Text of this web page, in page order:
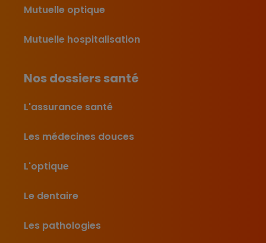
Mutuelle optique
Mutuelle hospitalisation
Nos dossiers santé
L'assurance santé
Les médecines douces
L'optique
Le dentaire
Les pathologies